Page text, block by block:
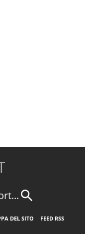
DEL SITO
FEED RSS